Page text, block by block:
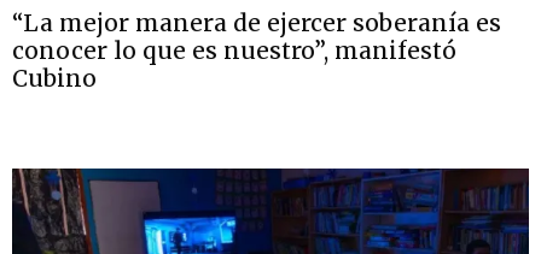
“La mejor manera de ejercer soberanía es
conocer lo que es nuestro”, manifestó
Cubino